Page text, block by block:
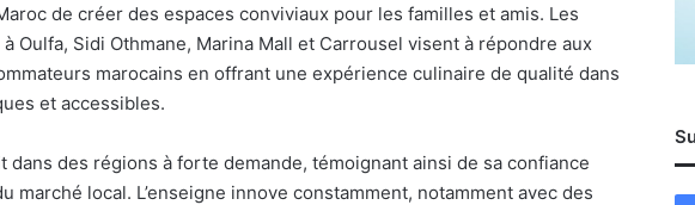
de créer des espaces conviviaux pour les familles et amis. Les
Oulfa, Sidi Othmane, Marina Mall et Carrousel visent à répondre aux
marocains en offrant une expérience culinaire de qualité dans
et accessibles.
dans des régions à forte demande, témoignant ainsi de sa confiance
marché local. L’enseigne innove constamment, notamment avec des